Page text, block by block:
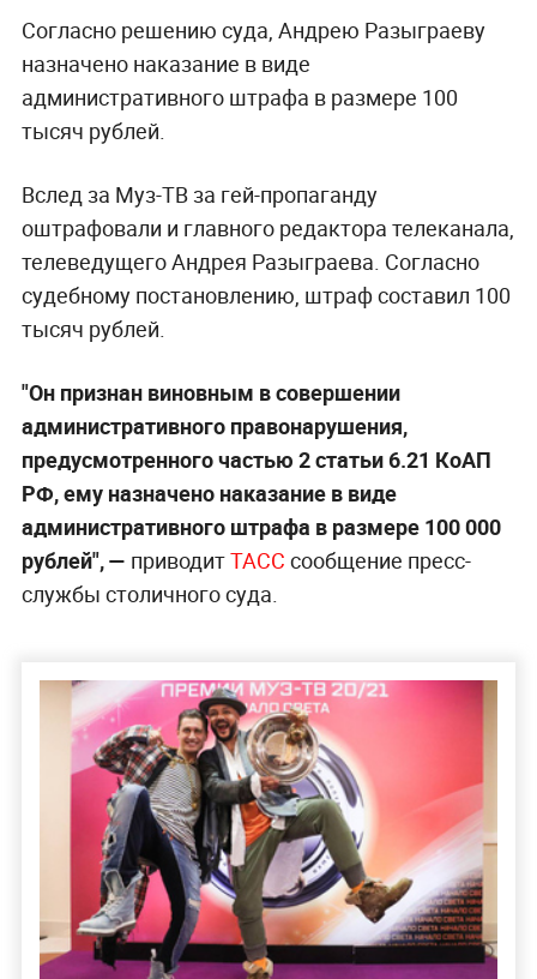
Согласно решению суда, Андрею Разыграеву
назначено наказание в виде
административного штрафа в размере 100
тысяч рублей.
Вслед за Муз-ТВ за гей-пропаганду
оштрафовали и главного редактора телеканала,
телеведущего Андрея Разыграева. Согласно
судебному постановлению, штраф составил 100
тысяч рублей.
"Он признан виновным в совершении
административного правонарушения,
предусмотренного частью 2 статьи 6.21 КоАП
РФ, ему назначено наказание в виде
административного штрафа в размере 100 000
рублей", — приводитТАСС сообщение пресс-
службы столичного суда.